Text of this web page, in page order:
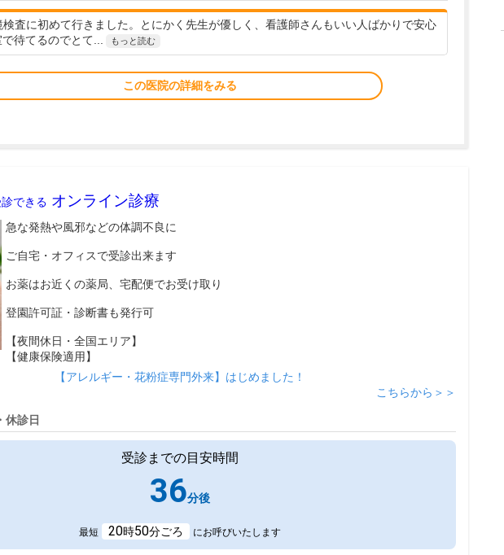
検査に初めて行きました。とにかく先生が優しく、看護師さんもいい人ばかりで安心
待てるのでとて...
もっと読む
この医院の詳細をみる
診できる オンライン診療
急な発熱や風邪などの体調不良に
ご自宅・オフィスで受診出来ます
お薬はお近くの薬局、宅配便でお受け取り
登園許可証・診断書も発行可
【夜間休日・全国エリア】
【健康保険適用】
【アレルギー・花粉症専門外来】はじめました！
こちらから＞＞
休診日
受診までの目安時間
36分後
最短 20時50分ごろ にお呼びいたします